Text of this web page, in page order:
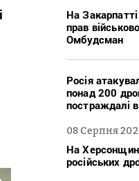
На
прав
Омбудсман
Росія
понад 200
постраждалі
08 Серпня
На
російських